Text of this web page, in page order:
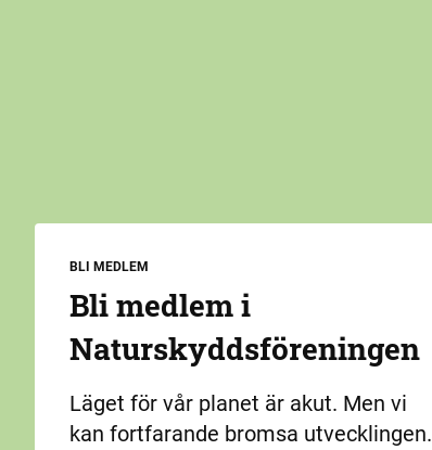
BLI MEDLEM
Bli medlem i
Naturskydds­föreningen
Läget för vår planet är akut. Men vi
kan fortfarande bromsa utvecklingen.